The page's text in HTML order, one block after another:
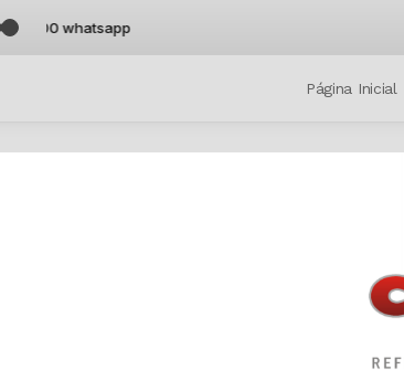
9000 whatsapp
Página Inicial